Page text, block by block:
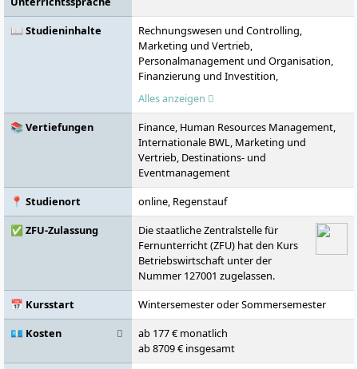
📖 Studieninhalte
Rechnungswesen und Controlling,
Marketing und Vertrieb,
Personalmanagement und Organisation,
Finanzierung und Investition,
Volkswirtschaftslehre, wirtschaftliche
Zusammenhänge, Statistik und quantitative
Methoden, Business English, Rhetorik,
interkulturelle Kommunikation,
Konfliktmanagement
Alles anzeigen
📚 Vertiefungen
Finance, Human Resources Management,
Internationale BWL, Marketing und
Vertrieb, Destinations- und
Eventmanagement
📍 Studienort
online, Regenstauf
✅ ZFU-Zulassung
Die staatliche Zentralstelle für
Fernunterricht (ZFU) hat den Kurs
Betriebswirtschaft unter der
Nummer 127001 zugelassen.
📅 Kursstart
Wintersemester oder Sommersemester
💶 Kosten
ab 177 € monatlich
ab 8709 € insgesamt